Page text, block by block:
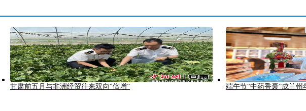
甘肃前五月与非洲经贸往来双向“倍增” 端午节“中药香囊”成兰州